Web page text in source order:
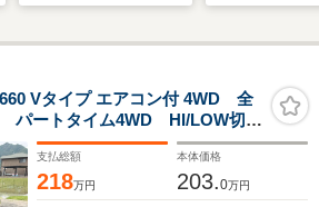
B ドラレコ ETC
止 クルコン アル
ミ スマ-トキ- 盗難
防止装置
ート(灰/黒) パ
チワイドナビ
ンスドサウン
ドアップディ
ACC AMGエ
Vタイプ エアコン付 4WD 全
ートタイム4WD HI/LOW切替
アルミホイール カスタム車
支払総額
218万円
本体価格
203.0万円